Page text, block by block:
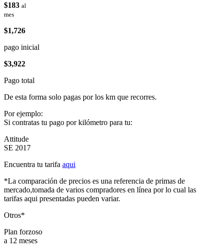
$183 al
mes
$1,726
pago inicial
$3,922
Pago total
De esta forma solo pagas por los km que recorres.
Por ejemplo:
Si contratas tu pago por kilómetro para tu:
Attitude
SE 2017
Encuentra tu tarifa aqui
*La comparación de precios es una referencia de primas de
mercado,tomada de varios compradores en línea por lo cual las
tarifas aqui presentadas pueden variar.
Otros*
Plan forzoso
a 12 meses